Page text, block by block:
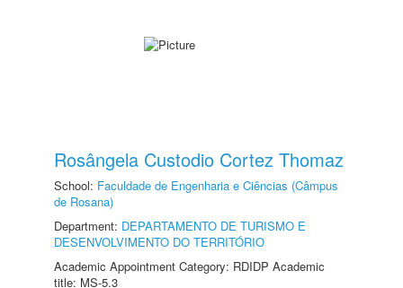
Rosângela Custodio Cortez Thomaz
School: Faculdade de Engenharia e Ciências (Câmpus
de Rosana)
Department: DEPARTAMENTO DE TURISMO E
DESENVOLVIMENTO DO TERRITÓRIO
Academic Appointment Category: RDIDP Academic
title: MS-5.3